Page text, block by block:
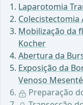
Laparotomia
Mobilização da
Kocher
Abertura da
Exposição da
Venoso
Preparação